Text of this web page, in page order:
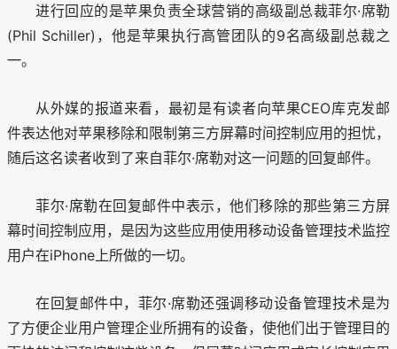
进行回应的是苹果负责全球营销的高级副总裁菲尔·席勒
(Phil Schiller)，他是苹果执行高管团队的9名高级副总裁之
一。
从外媒的报道来看，最初是有读者向苹果CEO库克发邮
件表达他对苹果移除和限制第三方屏幕时间控制应用的担忧，
随后这名读者收到了来自菲尔·席勒对这一问题的回复邮件。
菲尔·席勒在回复邮件中表示，他们移除的那些第三方屏
幕时间控制应用，是因为这些应用使用移动设备管理技术监控
用户在iPhone上所做的一切。
在回复邮件中，菲尔·席勒还强调移动设备管理技术是为
了方便企业用户管理企业所拥有的设备，使他们出于管理目的